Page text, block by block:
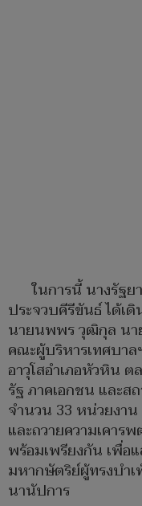
ในการนี้ นางรัฐ
ประจวบคีรีขันธ์ ได้เ
นายนพพร วุฒิกุล นา
คณะผู้บริหารเทศบา
อาวุโสอำเภอหัวหิน
รัฐ ภาคเอกชน และ
จำนวน 33 หน่วยงาน
และถวายความเคาร
พร้อมเพรียงกัน เพื่อ
มหากษัตริย์ผู้ทรงบำ
นานัปการ